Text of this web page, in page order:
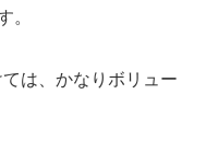
。
は、かなりボリュー